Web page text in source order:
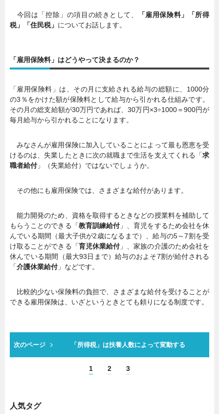
今回は「控除」の項目の続きとして、
「雇用保険料」「所得
税」「住民税」 についてお話します。
「雇用保険料」はどうやって決まるのか？
「雇用保険料」は、その月に支給される給与の総額に、1000分
の3％をかけた額が保険料として給与から引かれる仕組みです。
その月の総支給額が30万円であれば、30万円×3÷1000＝900円が
毎月給与から引かれることになります。
みなさんが雇用保険に加入していることによって最も恩恵を受
けるのは、失業したときに次の就職まで生活を支えてくれる「求
職者給付」（失業給付）ではないでしょうか。
その他にも雇用保険では、さまざまな給付があります。
能力開発のため、資格を取得するときなどの授業料を補助して
もらうことのできる「教育訓練給付」、育児をするため会社を休
んでいる期間（最大子供が2歳になるまで）、給与の5～7割を受
け取ることができる「育児休業給付」、家族の介護のため会社を
休んでいる期間（最大93日まで）給与のおよそ7割が給付される
「介護休業給付」などです。
比較的少ない保険料の負担で、さまざまな給付を受けることが
できる雇用保険は、いざというときとても頼りになる制度です。
次のページ 「所得税」は扶養人数によって変動する
1 2 3
人気タグ